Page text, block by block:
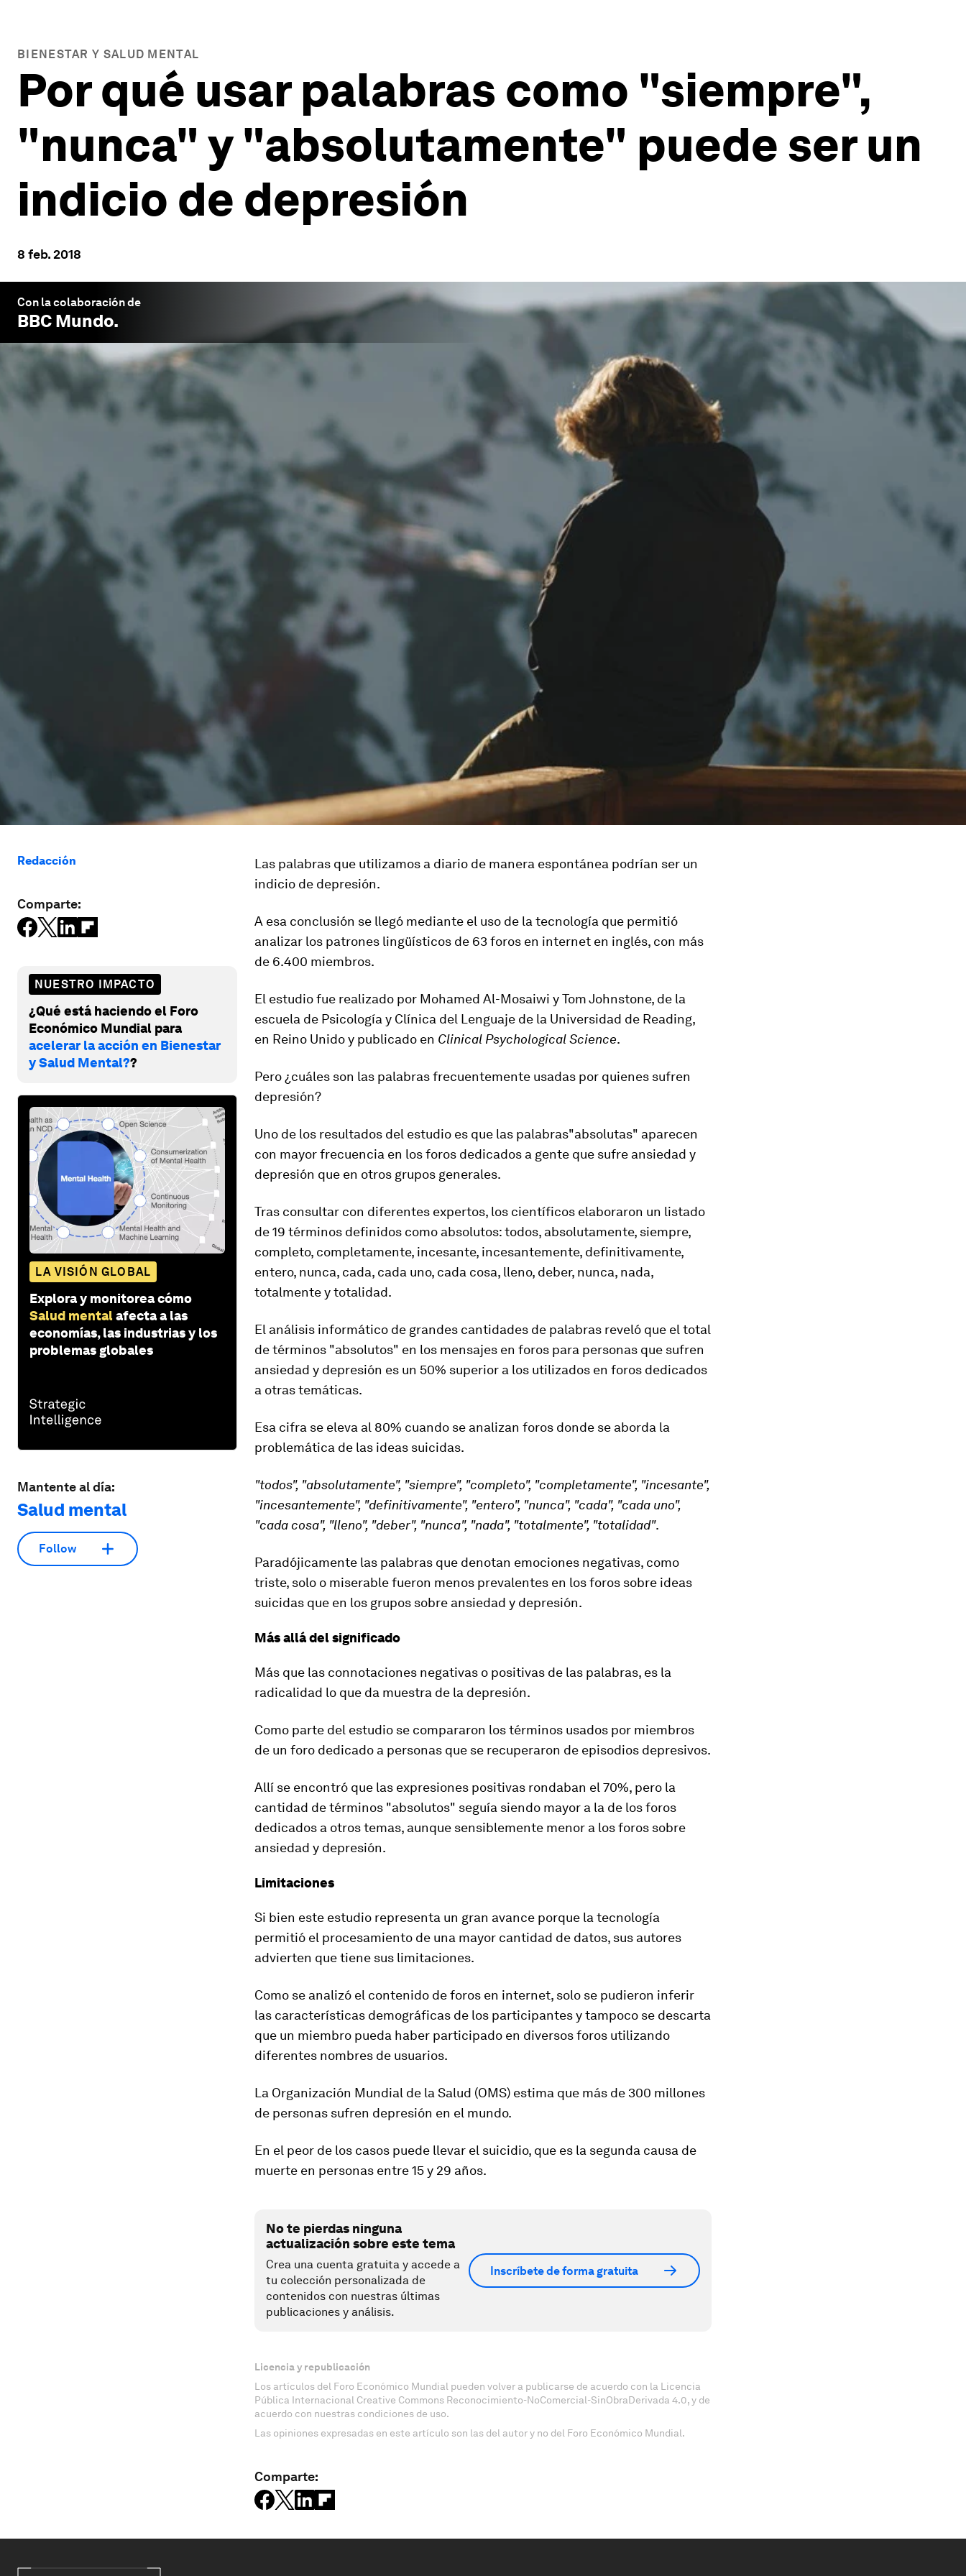
BIENESTAR Y SALUD MENTAL
Por qué usar palabras como "siempre",
"nunca" y "absolutamente" puede ser un
indicio de depresión
8 feb. 2018
Con la colaboración de
BBC Mundo.
Redacción
Comparte:
NUESTRO IMPACTO
¿Qué está haciendo el Foro
Económico Mundial para
acelerar la acción en Bienestar
y Salud Mental??
LA VISIÓN GLOBAL
Explora y monitorea cómo
Salud mentalafecta a las
economías, las industrias y los
problemas globales
Mantente al día:
Salud mental
Follow
Las palabras que utilizamos a diario de manera espontánea podrían ser un
indicio de depresión.
A esa conclusión se llegó mediante el uso de la tecnología que permitió
analizar los patrones lingüísticos de 63 foros en internet en inglés, con más
de 6.400 miembros.
El estudio fue realizado por Mohamed Al-Mosaiwi y Tom Johnstone, de la
escuela de Psicología y Clínica del Lenguaje de la Universidad de Reading,
en Reino Unido y publicado en Clinical Psychological Science.
Pero ¿cuáles son las palabras frecuentemente usadas por quienes sufren
depresión?
Uno de los resultados del estudio es que las palabras"absolutas" aparecen
con mayor frecuencia en los foros dedicados a gente que sufre ansiedad y
depresión que en otros grupos generales.
Tras consultar con diferentes expertos, los científicos elaboraron un listado
de19 términos definidos como absolutos: todos, absolutamente, siempre,
completo, completamente, incesante, incesantemente, definitivamente,
entero, nunca, cada, cada uno, cada cosa, lleno, deber, nunca, nada,
totalmente y totalidad.
El análisis informático de grandes cantidades de palabras reveló que el total
de términos "absolutos" en los mensajes en foros para personas que sufren
ansiedad y depresión es un 50% superior a los utilizados en foros dedicados
a otras temáticas.
Esa cifra se eleva al 80% cuando se analizan foros donde se aborda la
problemática de las ideas suicidas.
"todos", "absolutamente", "siempre", "completo", "completamente", "incesante",
"incesantemente", "definitivamente", "entero", "nunca", "cada", "cada uno",
"cada cosa", "lleno", "deber", "nunca", "nada", "totalmente", "totalidad".
Paradójicamente las palabras que denotan emociones negativas, como
triste, solo o miserable fueron menos prevalentes en los foros sobre ideas
suicidas que en los grupos sobre ansiedad y depresión.
Más allá del significado
Más que las connotaciones negativas o positivas de las palabras, es la
radicalidad lo que da muestra de la depresión.
Como parte del estudio se compararon los términos usados por miembros
de un foro dedicado a personas que se recuperaron de episodios depresivos.
Allí se encontró que las expresiones positivas rondaban el 70%, pero la
cantidad de términos "absolutos" seguía siendo mayor a la de los foros
dedicados a otros temas, aunque sensiblemente menor a los foros sobre
ansiedad y depresión.
Limitaciones
Si bien este estudio representa un gran avance porque la tecnología
permitió el procesamiento de una mayor cantidad de datos, sus autores
advierten que tiene sus limitaciones.
Como se analizó el contenido de foros en internet, solo se pudieron inferir
las características demográficas de los participantes y tampoco se descarta
que un miembro pueda haber participado en diversos foros utilizando
diferentes nombres de usuarios.
La Organización Mundial de la Salud (OMS) estima que más de 300 millones
de personas sufren depresión en el mundo.
En el peor de los casos puede llevar el suicidio, que es la segunda causa de
muerte en personas entre 15 y 29 años.
No te pierdas ninguna
actualización sobre este tema
Crea una cuenta gratuita y accede a
tu colección personalizada de
contenidos con nuestras últimas
publicaciones y análisis.
Inscríbete de forma gratuita
Licencia y republicación
Los artículos del Foro Económico Mundial pueden volver a publicarse de acuerdo con la Licencia
Pública Internacional Creative Commons Reconocimiento-NoComercial-SinObraDerivada 4.0, y de
acuerdo con nuestras condiciones de uso.
Las opiniones expresadas en este artículo son las del autor y no del Foro Económico Mundial.
Comparte: